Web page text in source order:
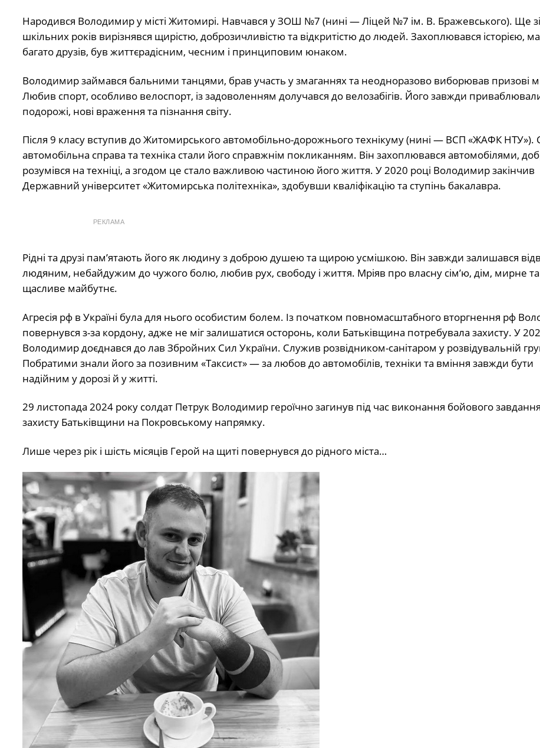
Народився Володимир у місті Житомирі. Навчався у ЗОШ №7 (нині — Ліцей №7 ім. В. Бражевського). Ще зі
шкільних років вирізнявся щирістю, доброзичливістю та відкритістю до людей. Захоплювався історією,
багато друзів, був життєрадісним, чесним і принциповим юнаком.
Володимир займався бальними танцями, брав участь у змаганнях та неодноразово виборював призові
Любив спорт, особливо велоспорт, із задоволенням долучався до велозабігів. Його завжди
подорожі, нові враження та пізнання світу.
Після 9 класу вступив до Житомирського автомобільно-дорожнього технікуму (нині — ВСП «ЖАФК НТУ»).
автомобільна справа та техніка стали його справжнім покликанням. Він захоплювався автомобілями,
розумівся на техніці, а згодом це стало важливою частиною його життя. У 2020 році Володимир закінчив
Державний університет «Житомирська політехніка», здобувши кваліфікацію та ступінь бакалавра.
РЕКЛАМА
Рідні та друзі пам’ятають його як людину з доброю душею та щирою усмішкою. Він завжди залишався
людяним, небайдужим до чужого болю, любив рух, свободу і життя. Мріяв про власну сім’ю, дім, мирне та
щасливе майбутнє.
Агресія рф в Україні була для нього особистим болем. Із початком повномасштабного вторгнення рф
повернувся з-за кордону, адже не міг залишатися осторонь, коли Батьківщина потребувала захисту. У
Володимир доєднався до лав Збройних Сил України. Служив розвідником-санітаром у розвідувальній
Побратими знали його за позивним «Таксист» — за любов до автомобілів, техніки та вміння завжди бути
надійним у дорозі й у житті.
29 листопада 2024 року солдат Петрук Володимир героїчно загинув під час виконання бойового завдання
захисту Батьківщини на Покровському напрямку.
Лише через рік і шість місяців Герой на щиті повернувся до рідного міста…